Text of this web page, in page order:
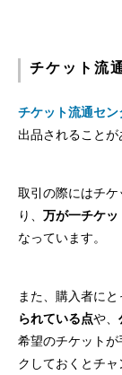
チケット流
チケット流通セン
出品されることが
取引の際にはチ
り、 万が一チケ
なっています。
また、購入者にと
られている点や、
希望のチケット
クしておくとチャ